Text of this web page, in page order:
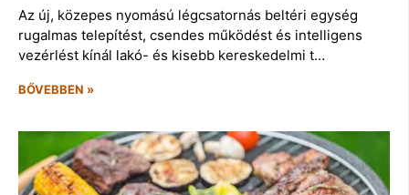
Az új, közepes nyomású légcsatornás beltéri egység
rugalmas telepítést, csendes működést és intelligens
vezérlést kínál lakó- és kisebb kereskedelmi t…
BŐVEBBEN »